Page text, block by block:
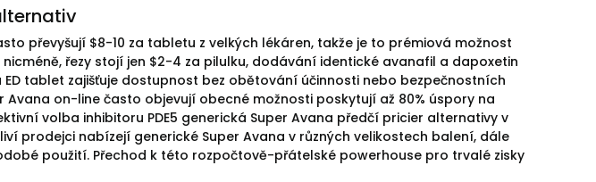
převyšují $8-10 za tabletu z velkých lékáren, takže je to prémiová možnost
nicméně, řezy stojí jen $2-4 za pilulku, dodávání identické avanafil a dapoxetin
tablet zajišťuje dostupnost bez obětování účinnosti nebo bezpečnostních
on-line často objevují obecné možnosti poskytují až 80% úspory na
volba inhibitoru PDE5 generická Super Avana předčí pricier alternativy v
prodejci nabízejí generické Super Avana v různých velikostech balení, dále
použití. Přechod k této rozpočtově-přátelské powerhouse pro trvalé zisky